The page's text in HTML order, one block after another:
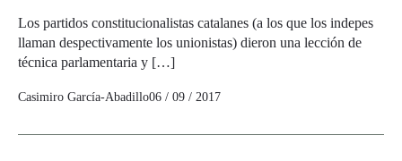
Los partidos constitucionalistas catalanes (a los que los indepes
llaman despectivamente los unionistas) dieron una lección de
técnica parlamentaria y […]
Casimiro García-Abadillo06 / 09 / 2017